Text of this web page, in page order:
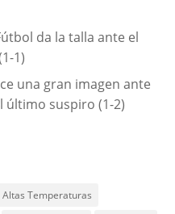
da la talla ante el
1)
una gran imagen ante
último suspiro (1-2)
Altas Temperaturas